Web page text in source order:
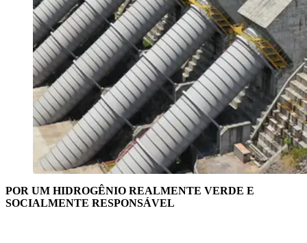
POR UM HIDROGÊNIO REALMENTE VERDE E
SOCIALMENTE RESPONSÁVEL